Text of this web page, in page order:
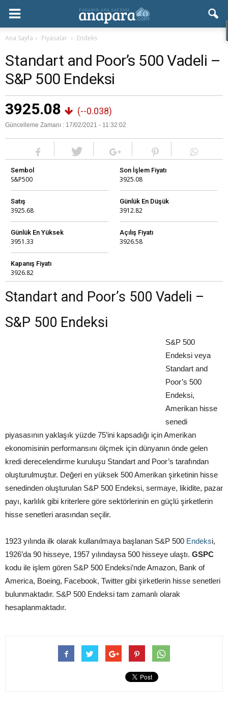
Ana Sayfa Piyasalar Endeks
Standart and Poor’s 500 Vadeli –
S&P 500 Endeksi
3925.08
(--0.038)
Güncelleme Zamanı : 17/02/2021 - 11:32:02
Sembol
S&P500
Son İşlem Fiyatı
3925.08
Satış
3925.68
Günlük En Düşük
3912.82
Günlük En Yüksek
3951.33
Açılış Fiyatı
3926.58
Kapanış Fiyatı
3926.82
Standart and Poor’s 500 Vadeli –
S&P 500 Endeksi
S&P 500
Endeksi veya
Standart and
Poor’s 500
Endeksi,
Amerikan hisse
senedi
piyasasının yaklaşık yüzde 75’ini kapsadığı için Amerikan
ekonomisinin performansını ölçmek için dünyanın önde gelen
kredi derecelendirme kuruluşu Standart and Poor’s tarafından
oluşturulmuştur. Değeri en yüksek 500 Amerikan şirketinin hisse
senedinden oluşturulan S&P 500 Endeksi, sermaye, likidite, pazar
payı, karlılık gibi kriterlere göre sektörlerinin en güçlü şirketlerin
hisse senetleri arasından seçilir.
1923 yılında ilk olarak kullanılmaya başlanan S&P 500 Endeksi,
1926’da 90 hisseye, 1957 yılındaysa 500 hisseye ulaştı. GSPC
kodu ile işlem gören S&P 500 Endeksi’nde Amazon, Bank of
America, Boeing, Facebook, Twitter gibi şirketlerin hisse senetleri
bulunmaktadır. S&P 500 Endeksi tam zamanlı olarak
hesaplanmaktadır.